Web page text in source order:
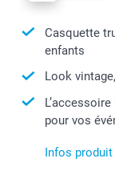
Casquette
enfants
Look
pour vos
Infos produit